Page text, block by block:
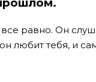
равно. Он
любит тебя, и